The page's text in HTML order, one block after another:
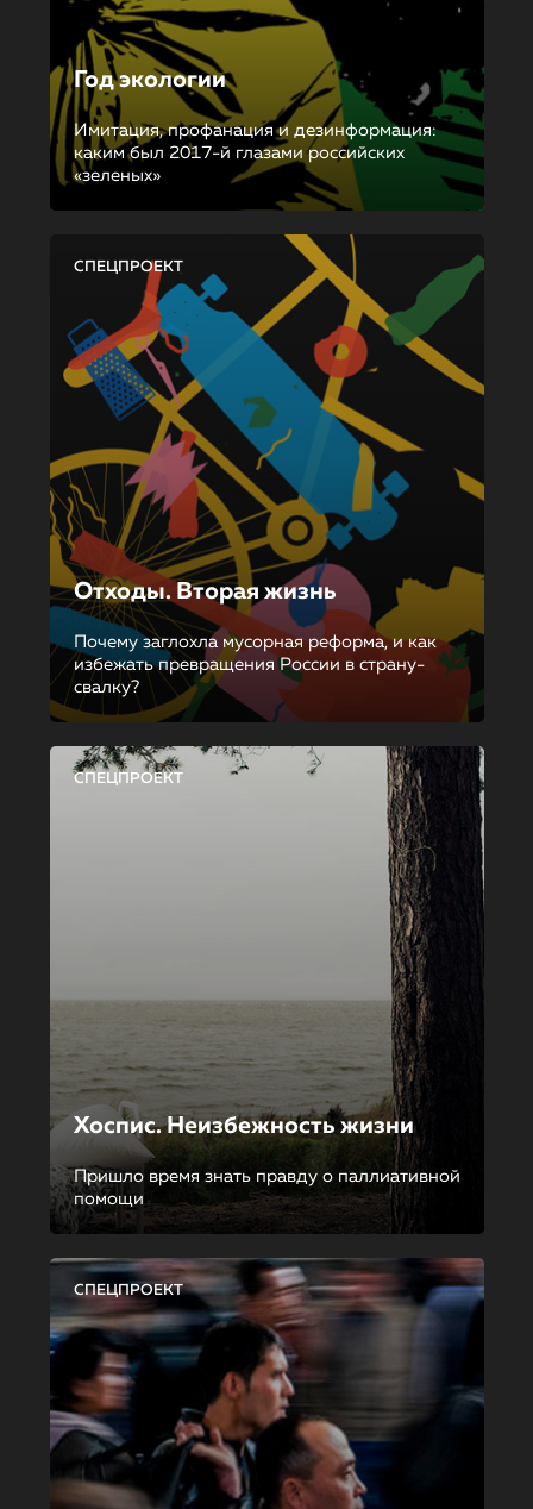
Год экологии
Имитация, профанация и дезинформация:
каким был 2017-й глазами российских
«зеленых»
СПЕЦПРОЕКТ
Отходы. Вторая жизнь
Почему заглохла мусорная реформа, и как
избежать превращения России в страну-
свалку?
СПЕЦПРОЕКТ
Хоспис. Неизбежность жизни
Пришло время знать правду о паллиативной
помощи
СПЕЦПРОЕКТ